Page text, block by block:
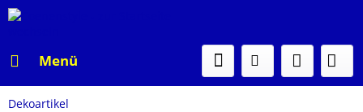
Menü
Dekoartikel